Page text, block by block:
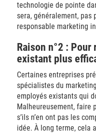
technologie de pointe
sera, généralement, pas
responsable marketing
Raison n°2 : Pour
existant plus
Certaines entreprises
spécialistes du
employés existants qui
Malheureusement, faire
s’ils n’en ont pas les
idée. À long terme, cela